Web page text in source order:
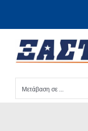
Μετάβαση σε ...